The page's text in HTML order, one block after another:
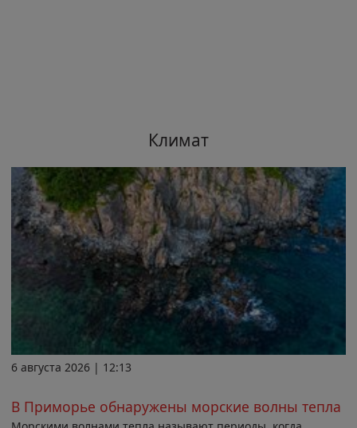
Климат
6 августа 2026 | 12:13
В Приморье обнаружены морские волны тепла